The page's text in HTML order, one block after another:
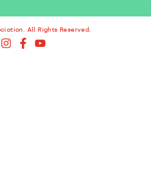
All Rights Reserved.